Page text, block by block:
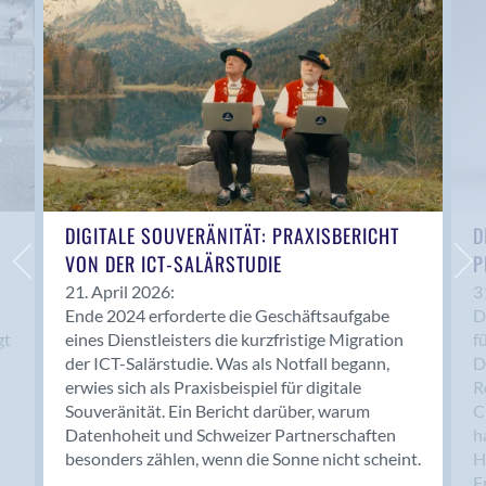
Anwil
Appenzell
Au SG
Baar
Baden
Balsthal
Balzers
Basel
Bassersdorf
Belp
Bendern
Benken (SG)
Bergdietikon
Berlin
Bern
Bern - Liebefeld
DIGITALE SOUVERÄNITÄT: PRAXISBERICHT
VON DER ICT-SALÄRSTUDIE
21. April 2026:
Ende 2024 erforderte die Geschäftsaufgabe
eines Dienstleisters die kurzfristige Migration
der ICT-Salärstudie. Was als Notfall begann,
erwies sich als Praxisbeispiel für digitale
Souveränität. Ein Bericht darüber, warum
Datenhoheit und Schweizer Partnerschaften
besonders zählen, wenn die Sonne nicht scheint.